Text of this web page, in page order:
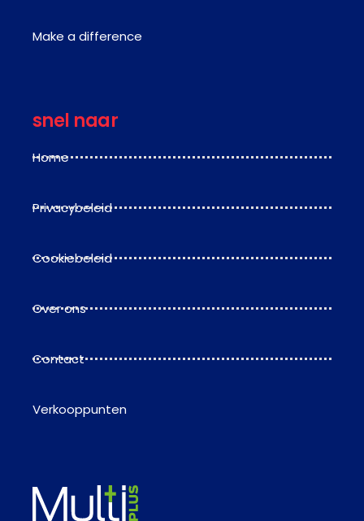
Make a difference
snel naar
Home
Privacybeleid
Cookiebeleid
Over ons
Contact
Verkooppunten